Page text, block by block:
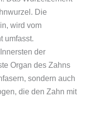
Die
wird vom
umfasst.
der
Organ des Zahns
sondern auch
die den Zahn mit